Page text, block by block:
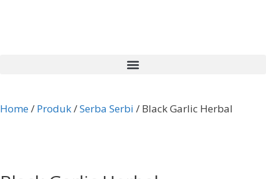
Home/ Produk/Serba Serbi / Black Garlic Herbal